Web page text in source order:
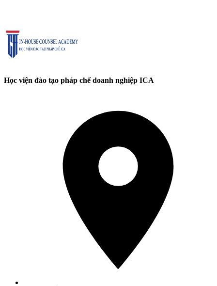
Học viện đào tạo pháp chế doanh nghiệp ICA